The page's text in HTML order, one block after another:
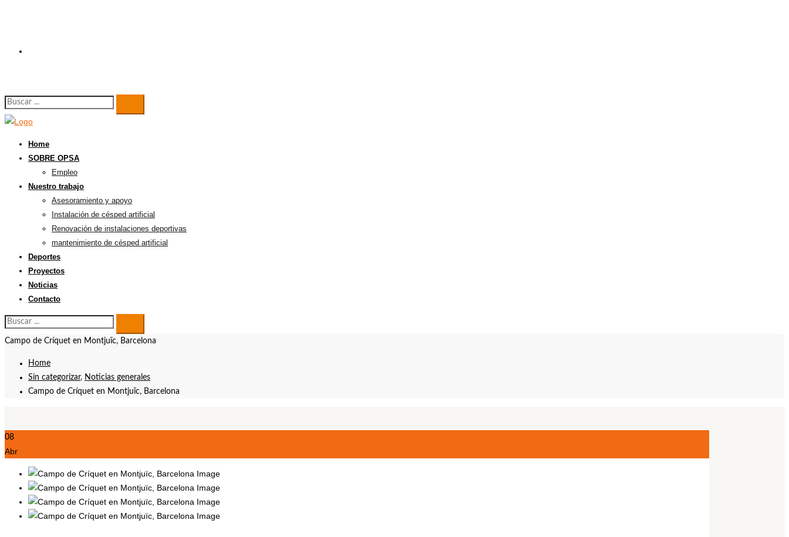
Buscar:
Home
SOBRE OPSA
Empleo
Nuestro trabajo
Asesoramiento y apoyo
Instalación de césped artificial
Renovación de instalaciones deportivas
mantenimiento de césped artificial
Deportes
Proyectos
Noticias
Contacto
Buscar:
Campo de Críquet en Montjuïc, Barcelona
Home
Sin categorizar, Noticias generales
Campo de Críquet en Montjuïc, Barcelona
08
Abr